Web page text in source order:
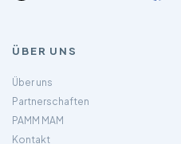
ÜBER UNS
Über uns
Partnerschaften
PAMM MAM
Kontakt